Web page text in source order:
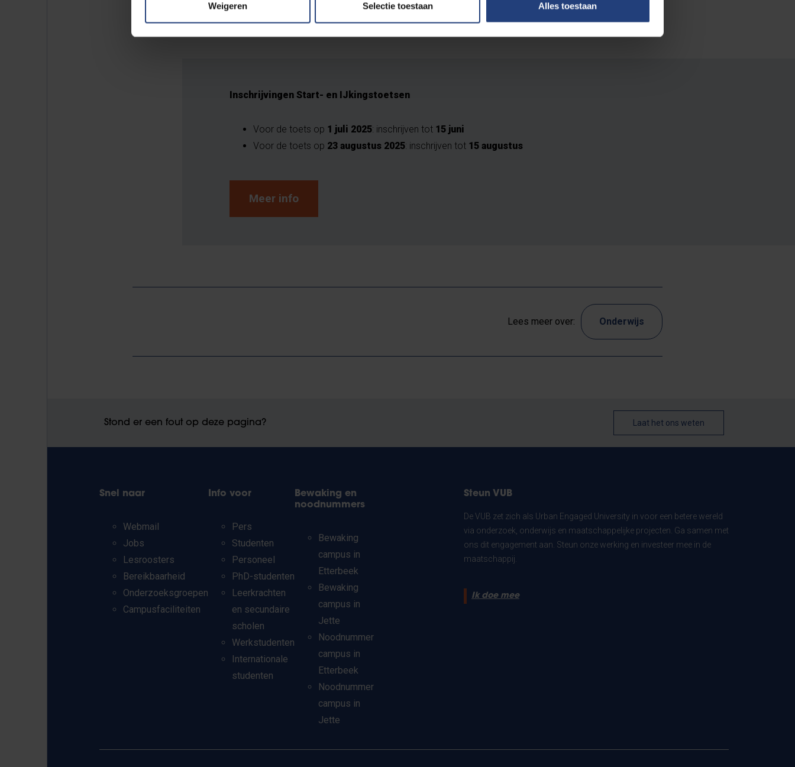
Weigeren Selectie toestaan Alles toestaan
Universiteit Brussel
Inschrijvingen Start- en IJkingstoetsen
Voor de toets op 1 juli 2025: inschrijven tot 15 juni
Voor de toets op 23 augustus 2025: inschrijven tot 15 augustus
Meer info
Lees meer over: Onderwijs
Stond er een fout op deze pagina? Laat het ons weten
Snel naar
Webmail
Jobs
Lesroosters
Bereikbaarheid
Onderzoeksgroepen
Campusfaciliteiten
Info voor
Pers
Studenten
Personeel
PhD-studenten
Leerkrachten
en secundaire
scholen
Werkstudenten
Internationale
studenten
Bewaking en
noodnummers
Bewaking
campus in
Etterbeek
Bewaking
campus in
Jette
Noodnummer
campus in
Etterbeek
Noodnummer
campus in
Jette
Steun VUB
De VUB zet zich als Urban Engaged University in voor een betere wereld
via onderzoek, onderwijs en maatschappelijke projecten. Ga samen met
ons dit engagement aan. Steun onze werking en investeer mee in de
maatschappij.
Ik doe mee